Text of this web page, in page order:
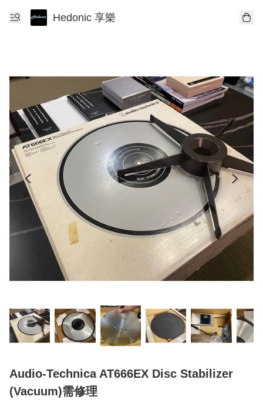
Hedonic 享樂
Audio-Technica AT666EX Disc Stabilizer
(Vacuum)需修理